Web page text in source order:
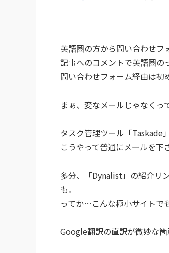
英語圏の方から問い合わせフ
記事へのコメントで英語圏の
問い合わせフォーム経由は
まぁ、変なメールじゃなくっ
タスク管理ツール「Taskade
こうやって普通にメールを下
多分、「Dynalist」の紹介リ
も。
ってか…こんな極小サイトで
Google翻訳の直訳が微妙な